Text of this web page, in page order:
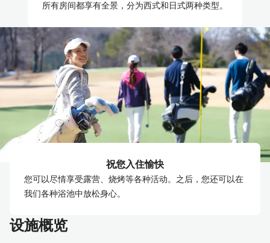
所有房间都享有全景，分为西式和日式两种类型。
祝您入住愉快
您可以尽情享受露营、烧烤等各种活动。之后，您还可以在
我们各种浴池中放松身心。
设施概览